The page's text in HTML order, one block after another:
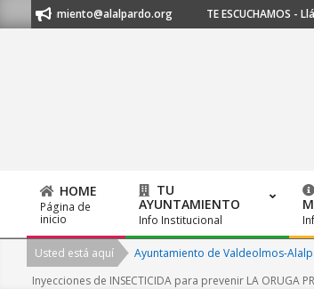
to
ayuntamiento@alalpardo.org TE ESCUCHAMOS -
Primary
Navigation
Menu
HOME
Página de
inicio
TU
AYUNTAMIENTO
Info Institucional
Usted está aquí Ayuntamiento de Valdeolmos-
Inyecciones de INSECTICIDA para prevenir LA ORUGA